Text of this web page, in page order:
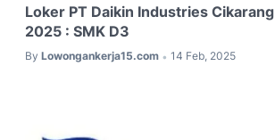
Loker PT Daikin Industries Cikarang
2025 : SMK D3
By Lowongankerja15.com • 14 Feb, 2025